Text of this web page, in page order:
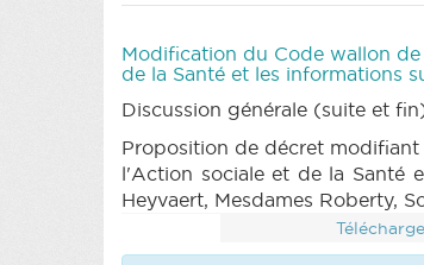
Modification du Code wallon
de la Santé et les informations
Discussion générale (suite et
Proposition de décret
l'Action sociale et de la Santé
Heyvaert, Mesdames Roberty,